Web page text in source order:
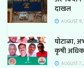
दाखल
AUGUST
घोटाळा,
कृषी
AUGUST